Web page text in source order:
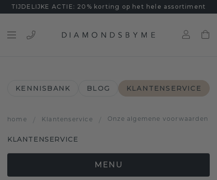
TIJDELIJKE ACTIE: 20% korting op het hele assortiment
KENNISBANK BLOG KLANTENSERVICE
home / Klantenservice / Onze algemene voorwaarden
KLANTENSERVICE
MENU